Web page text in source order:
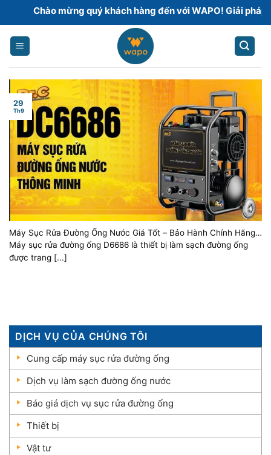
to
content
Chào mừng quý khách hàng đến với WAPO! Giải pháp
Máy Sục Rửa Đường Ống Nước Giá Tốt – Bảo Hành Chính Hãng,
Ship Toàn Quốc
Máy sục rửa đường ống D6686 là thiết bị làm sạch đường ống
được trang [...]
29
Th9
DỊCH VỤ CỦA CHÚNG TÔI
Cung cấp máy sục rửa đường ống
Dịch vụ làm sạch đường ống nước
Báo giá dịch vụ sục rửa đường ống
Thiết bị
Vật tư